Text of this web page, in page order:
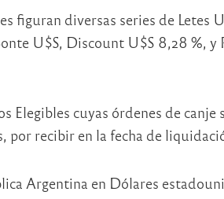
figuran diversas series de Letes
U$S, Discount U$S 8,28 %, y
Elegibles cuyas órdenes de
por recibir en la fecha de
Argentina en Dólares